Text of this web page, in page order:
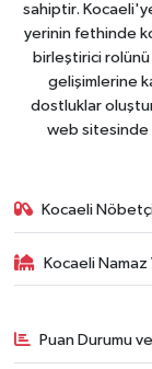
sahiptir.
yerinin fethinde
birleştirici
gelişimlerine
dostluklar
web sitesinde
Kocaeli
Kocaeli Namaz
Puan Durumu